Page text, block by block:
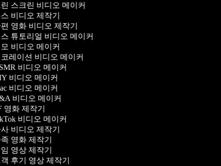
스크린 비디오 메이커
비디오 제작기
영화 비디오 제작기
튜토리얼 비디오 메이커
비디오 메이커
레이션 비디오 메이커
비디오 메이커
비디오 메이커
비디오 메이커
비디오 메이커
영화 제작기
비디오 메이커
비디오 제작기
영화 제작기
영상 제작기
후기 영상 제작기